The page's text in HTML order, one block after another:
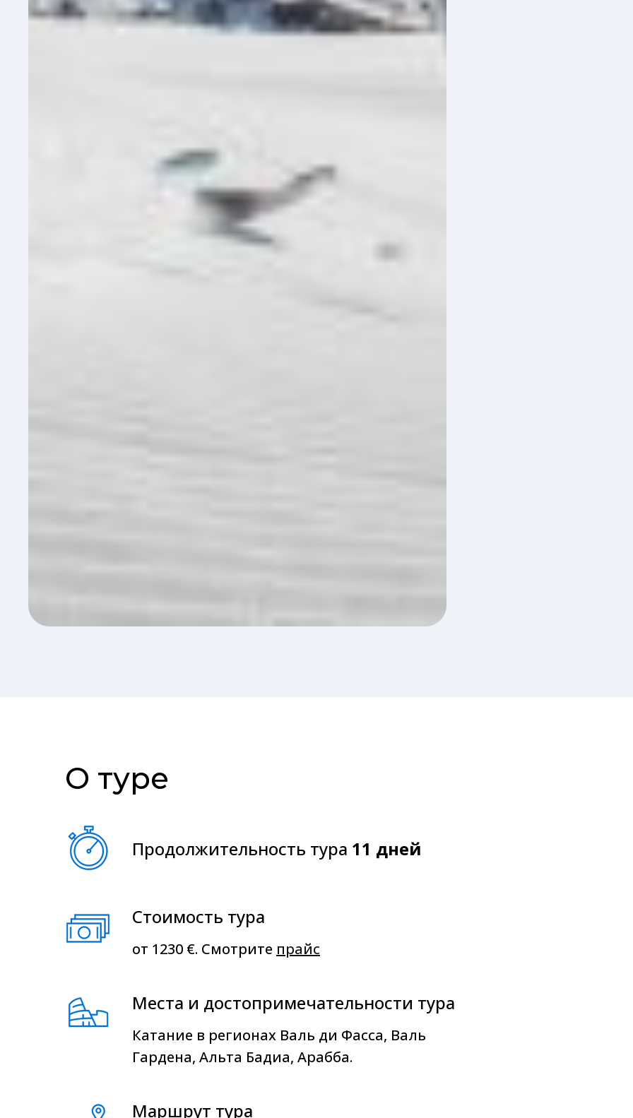
О туре
Продолжительность тура 11 дней
Стоимость тура
от 1230 €. Cмотрите прайс
Места и достопримечательности тура
Катание в регионах Валь ди Фасса, Валь
Гардена, Альта Бадиа, Арабба.
Маршрут тура